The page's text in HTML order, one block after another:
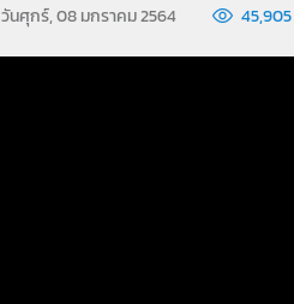
วันศุกร์, 08 มกราคม 2564 45,905